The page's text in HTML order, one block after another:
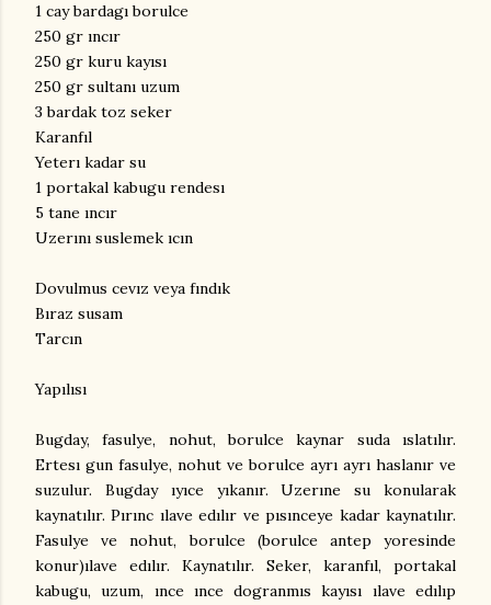
1 cay bardagı borulce
250 gr ıncır
250 gr kuru kayısı
250 gr sultanı uzum
3 bardak toz seker
Karanfıl
Yeterı kadar su
1 portakal kabugu rendesı
5 tane ıncır
Uzerını suslemek ıcın
Dovulmus cevız veya fındık
Bıraz susam
Tarcın
Yapılısı
Bugday, fasulye, nohut, borulce kaynar suda ıslatılır.
Ertesı gun fasulye, nohut ve borulce ayrı ayrı haslanır ve
suzulur. Bugday ıyıce yıkanır. Uzerıne su konularak
kaynatılır. Pırınc ılave edılır ve pısınceye kadar kaynatılır.
Fasulye ve nohut, borulce (borulce antep yoresinde
konur)ılave edılır. Kaynatılır. Seker, karanfıl, portakal
kabugu, uzum, ınce ınce dogranmıs kayısı ılave edılıp